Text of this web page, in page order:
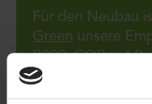
Für den Neubau
Green unsere
R290, COP > 4,9,
A+++,
kombinierbar mit